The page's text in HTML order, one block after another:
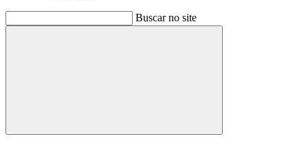
Buscar no site
Buscar